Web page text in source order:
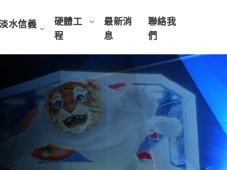
水信義
硬體工
程
最新消
息
聯絡我
們